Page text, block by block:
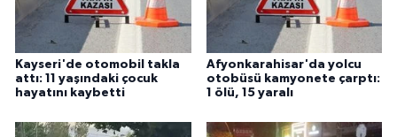
Kayseri'de otomobil takla
attı: 11 yaşındaki çocuk
hayatını kaybetti
Afyonkarahisar'da yolcu
otobüsü kamyonete çarptı:
1 ölü, 15 yaralı